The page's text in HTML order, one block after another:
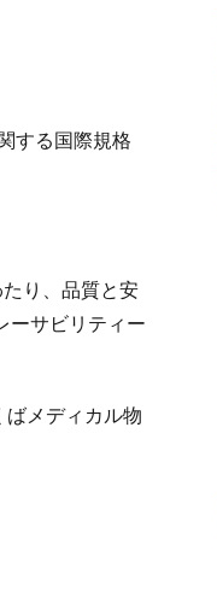
する国際規格
り、品質と安
ーサビリティー
メディカル物